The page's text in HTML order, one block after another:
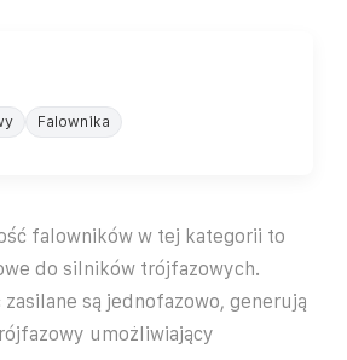
Falownika
falowników w tej kategorii to
do silników trójfazowych.
zasilane są jednofazowo, generują
umożliwiający